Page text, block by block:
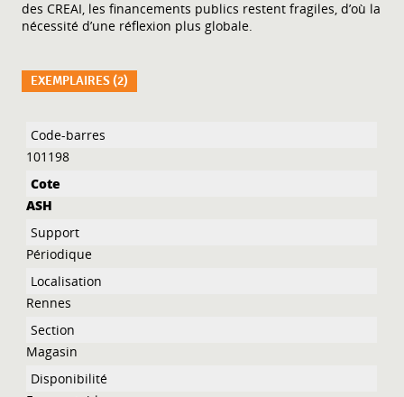
des CREAI, les financements publics restent fragiles, d’où la
nécessité d’une réflexion plus globale.
EXEMPLAIRES (2)
Liste des exemplaires
101198
ASH
Périodique
Rennes
Magasin